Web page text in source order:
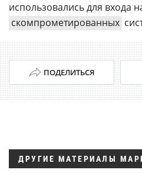
использовались для входа
скомпрометированных
ПОДЕЛИТЬСЯ
ДРУГИЕ МАТЕРИАЛЫ